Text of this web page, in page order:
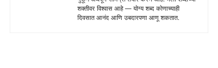
शक्तीवर विश्वास आहे — योग्य शब्द कोणाच्याही
दिवसात आनंद आणि उबदारपणा आणू शकतात.